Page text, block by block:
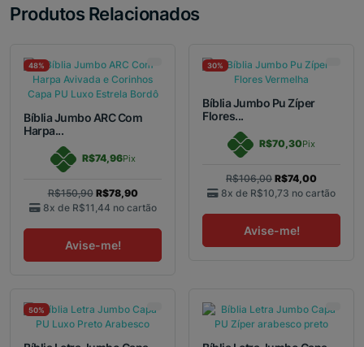
Produtos Relacionados
48%
Bíblia Jumbo ARC Com
Harpa...
R$74,96Pix
R$150,90 R$78,90
8x de R$11,44 no cartão
Avise-me!
30%
Bíblia Jumbo Pu Zíper
Flores...
R$70,30Pix
R$106,00 R$74,00
8x de R$10,73 no cartão
Avise-me!
50%